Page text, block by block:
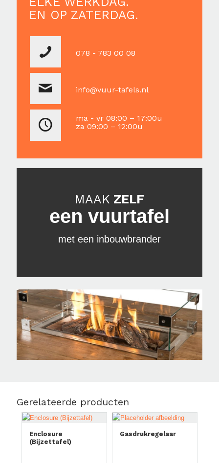
EN OP ZATERDAG.
078 - 783 00 08
info@vuur-tafels.nl
ma - vr 08:00 – 17:00u
za 09:00 – 12:00u
MAAK ZELF
een vuurtafel
met een inbouwbrander
Gerelateerde producten
Enclosure
(Bijzettafel)
Gasdrukregelaar